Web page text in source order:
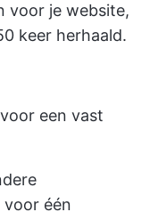
voor je website,
keer herhaald.
een vast
voor één